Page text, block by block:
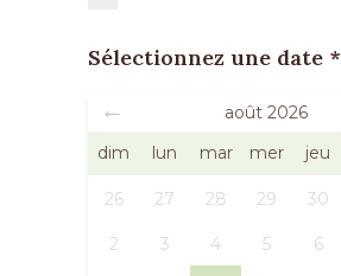
Sélectionnez une date *
août 2026
dim
lun mar mer jeu
26 27 28 29 30
2 3 4 5 6